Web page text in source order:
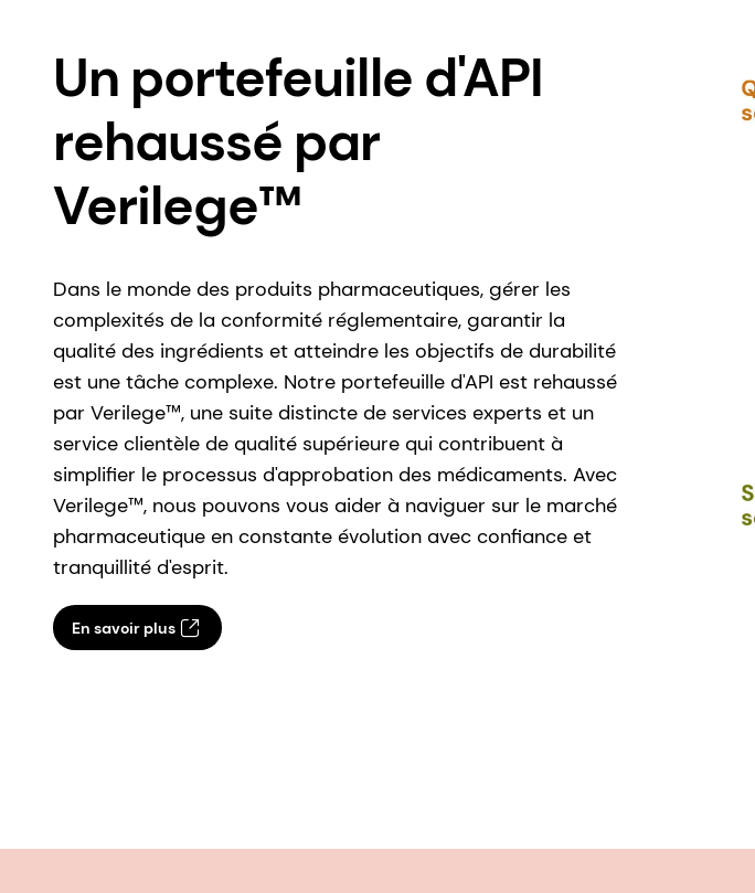
Un portefeuille d'API
rehaussé par
Verilege™
Dans le monde des produits pharmaceutiques, gérer les
complexités de la conformité réglementaire, garantir la
qualité des ingrédients et atteindre les objectifs de durabilité
est une tâche complexe. Notre portefeuille d'API est rehaussé
par Verilege™, une suite distincte de services experts et un
service clientèle de qualité supérieure qui contribuent à
simplifier le processus d'approbation des médicaments. Avec
Verilege™, nous pouvons vous aider à naviguer sur le marché
pharmaceutique en constante évolution avec confiance et
tranquillité d'esprit.
En savoir plus